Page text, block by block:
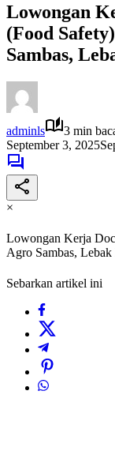
Lowongan
(Food
Sambas,
adminls
3 min
September 3, 2025
×
Lowongan Kerja
Agro Sambas, Lebak
Sebarkan artikel ini